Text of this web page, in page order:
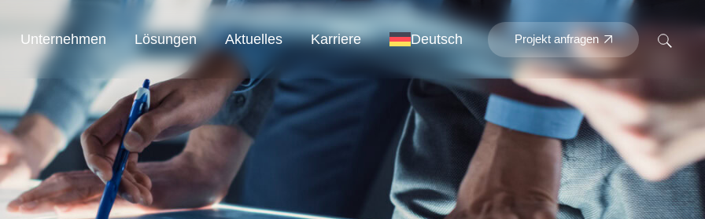
Unternehmen
SAB Austria
SAB Automation
SAB Smart Solution
Lösungen Aktuelles Karriere Deutsch Projekt anfragen